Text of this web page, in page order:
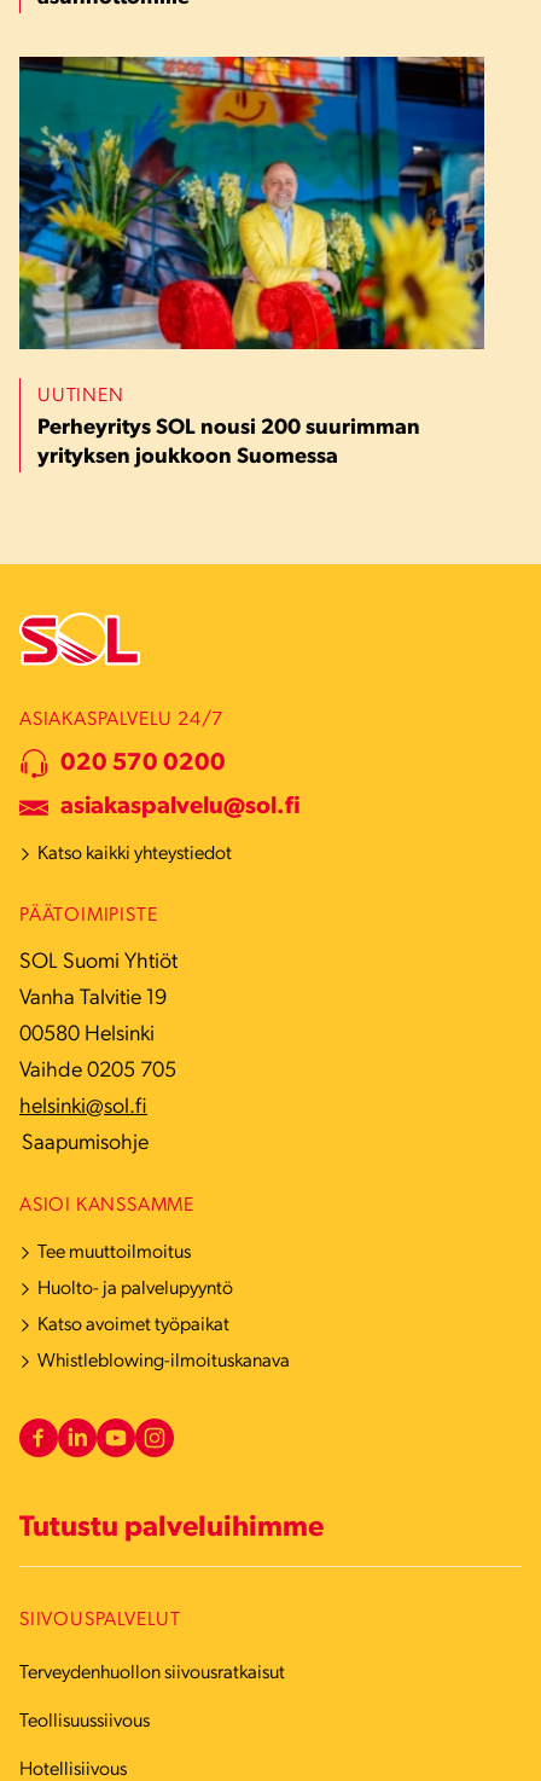
UUTINEN
Perheyritys SOL nousi 200 suurimman
yrityksen joukkoon Suomessa
ASIAKASPALVELU 24/7
020 570 0200
asiakaspalvelu@sol.fi
Katso kaikki yhteystiedot
PÄÄTOIMIPISTE
SOL Suomi Yhtiöt
Vanha Talvitie 19
00580 Helsinki
Vaihde 0205 705
helsinki@sol.fi
Saapumisohje
ASIOI KANSSAMME
Tee muuttoilmoitus
Huolto- ja palvelupyyntö
Katso avoimet työpaikat
Whistleblowing-ilmoituskanava
Tutustu palveluihimme
SIIVOUSPALVELUT
Terveydenhuollon siivousratkaisut
Teollisuussiivous
Hotellisiivous